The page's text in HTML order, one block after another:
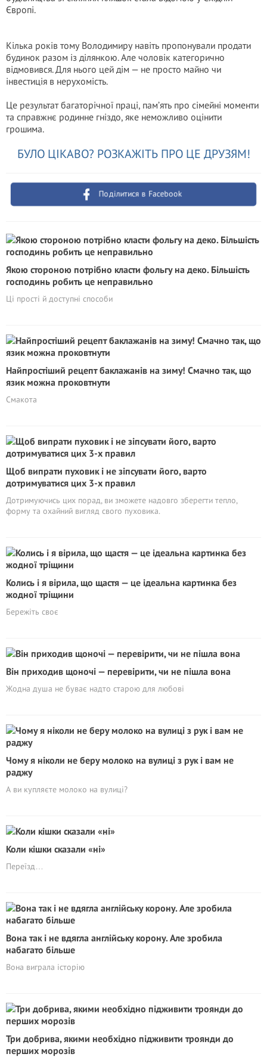
Європі.
Кілька років тому Володимиру навіть пропонували продати
будинок разом із ділянкою. Але чоловік категорично
відмовився. Для нього цей дім — не просто майно чи
інвестиція в нерухомість.
Це результат багаторічної праці, пам’ять про сімейні моменти
та справжнє родинне гніздо, яке неможливо оцінити
грошима.
БУЛО ЦІКАВО? РОЗКАЖІТЬ ПРО ЦЕ ДРУЗЯМ!
Поділитися в Facebook
Якою стороною потрібно класти фольгу на деко. Більшість
господинь робить це неправильно
Ці прості й доступні способи
Найпростіший рецепт баклажанів на зиму! Смачно так, що
язик можна проковтнути
Смакота
Щоб випрати пуховик і не зіпсувати його, варто
дотримуватися цих 3-х правил
Дотримуючись цих порад, ви зможете надовго зберегти тепло,
форму та охайний вигляд свого пуховика.
Колись і я вірила, що щастя — це ідеальна картинка без
жодної тріщини
Бережіть своє
Він приходив щоночі — перевірити, чи не пішла вона
Жодна душа не буває надто старою для любові
Чому я ніколи не беру молоко на вулиці з рук і вам не
раджу
А ви купляєте молоко на вулиці?
Коли кішки сказали «ні»
Переїзд…
Вона так і не вдягла англійську корону. Але зробила
набагато більше
Вона виграла історію
Три добрива, якими необхідно підживити троянди до
перших морозів